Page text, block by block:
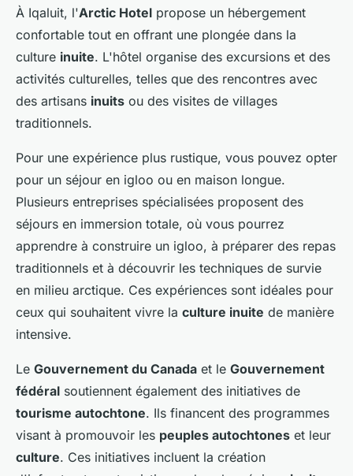
À Iqaluit, l'Arctic Hotel propose un hébergement
confortable tout en offrant une plongée dans la
culture inuite. L'hôtel organise des excursions et des
activités culturelles, telles que des rencontres avec
des artisans inuits ou des visites de villages
traditionnels.
Pour une expérience plus rustique, vous pouvez opter
pour un séjour en igloo ou en maison longue.
Plusieurs entreprises spécialisées proposent des
séjours en immersion totale, où vous pourrez
apprendre à construire un igloo, à préparer des repas
traditionnels et à découvrir les techniques de survie
en milieu arctique. Ces expériences sont idéales pour
ceux qui souhaitent vivre la culture inuite de manière
intensive.
Le Gouvernement du Canada et le Gouvernement
fédéral soutiennent également des initiatives de
tourisme autochtone. Ils financent des programmes
visant à promouvoir les peuples autochtones et leur
culture. Ces initiatives incluent la création